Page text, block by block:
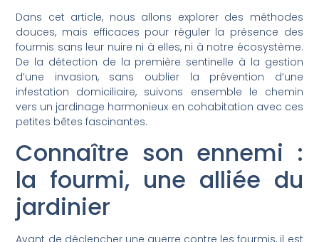
Dans cet article, nous allons explorer des méthodes
douces, mais efficaces pour réguler la présence des
fourmis sans leur nuire ni à elles, ni à notre écosystème.
De la détection de la première sentinelle à la gestion
d’une invasion, sans oublier la prévention d’une
infestation domiciliaire, suivons ensemble le chemin
vers un jardinage harmonieux en cohabitation avec ces
petites bêtes fascinantes.
Connaître son ennemi :
la fourmi, une alliée du
jardinier